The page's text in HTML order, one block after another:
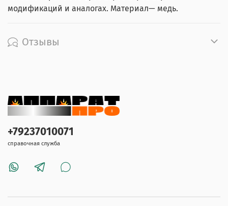
модификаций и аналогах. Материал— медь.
Отзывы
+79237010071
справочная служба